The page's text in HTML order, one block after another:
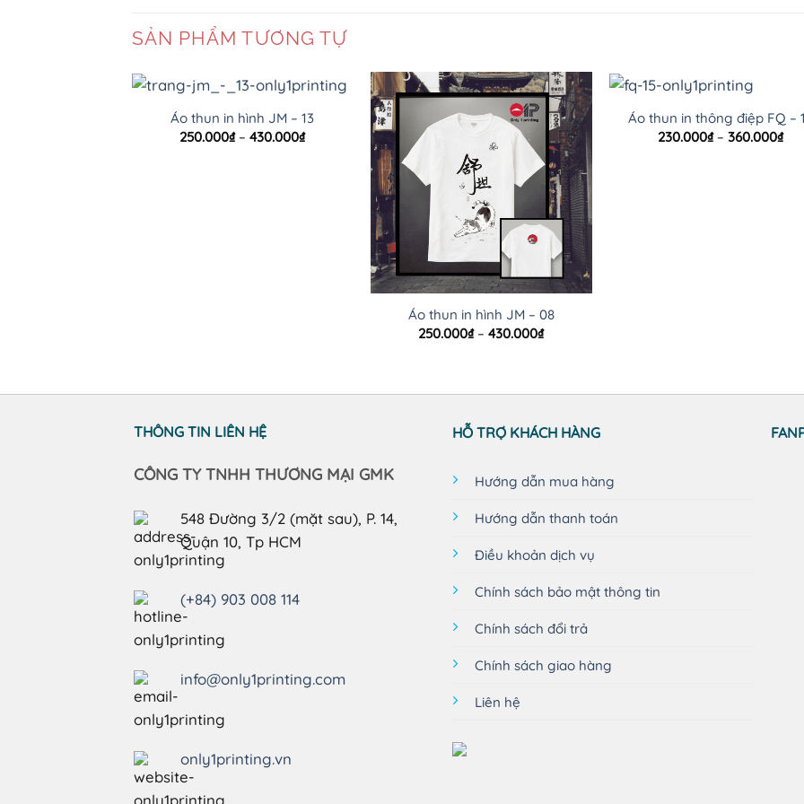
SẢN PHẨM TƯƠNG TỰ
Áo thun in hình JM – 13
250.000₫ – 430.000₫Khoảng
Áo thun in hình JM – 08
250.000₫ – 430.000₫Khoảng
430.000₫
Áo thun in thông điệp FQ –
230.000₫ – 360.000₫
THÔNG TIN LIÊN HỆ
CÔNG TY TNHH THƯƠNG MẠI GMK
548 Đường 3/2 (mặt sau), P. 14,
Quận 10, Tp HCM
(+84) 903 008 114
info@only1printing.com
only1printing.vn
HỖ TRỢ KHÁCH HÀNG
Hướng dẫn mua hàng
Hướng dẫn thanh toán
Điều khoản dịch vụ
Chính sách bảo mật thông tin
Chính sách đổi trả
Chính sách giao hàng
Liên hệ